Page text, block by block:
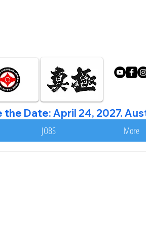
JOBS More